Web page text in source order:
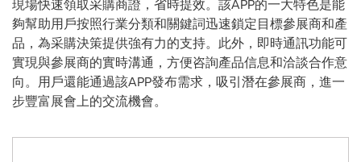
現場快速領取采購商證，省時提效。該APP的一大特色是能
夠幫助用戶按照行業分類和關鍵詞迅速鎖定目標參展商和產
品，為采購決策提供強有力的支持。此外，即時通訊功能可
實現與參展商的實時溝通，方便咨詢產品信息和洽談合作意
向。用戶還能通過該APP發布需求，吸引潛在參展商，進一
步豐富展會上的交流機會。